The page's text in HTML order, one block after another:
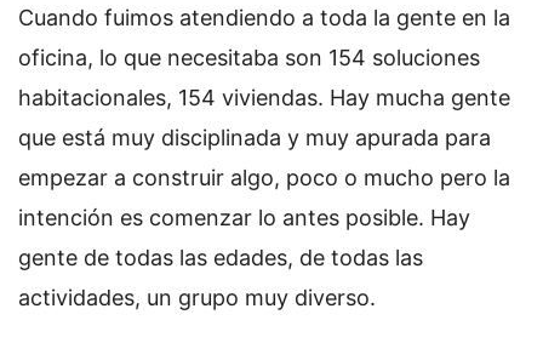
Cuando fuimos atendiendo a toda la gente en la
oficina, lo que necesitaba son 154 soluciones
habitacionales, 154 viviendas. Hay mucha gente
que está muy disciplinada y muy apurada para
empezar a construir algo, poco o mucho pero la
intención es comenzar lo antes posible. Hay
gente de todas las edades, de todas las
actividades, un grupo muy diverso.